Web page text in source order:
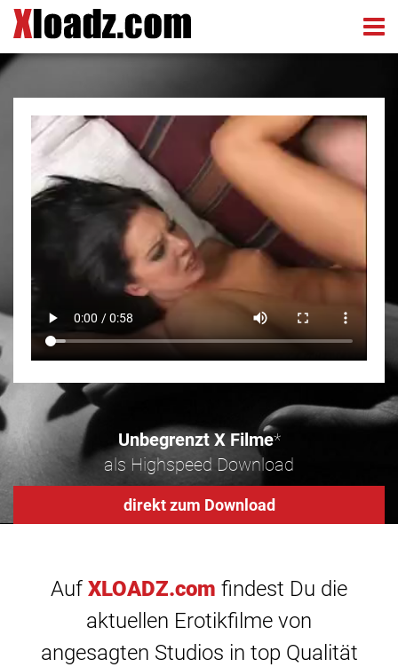
Unbegrenzt X Filme*
als Highspeed Download
direkt zum Download
Auf XLOADZ.com findest Du die
aktuellen Erotikfilme von
angesagten Studios in top Qualität